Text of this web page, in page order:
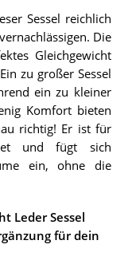
Sessel reichlich
Die
Gleichgewicht
zu großer Sessel
ein zu kleiner
Komfort bieten
richtig! Er ist für
und fügt sich
ein, ohne die
Leder Sessel
für dein